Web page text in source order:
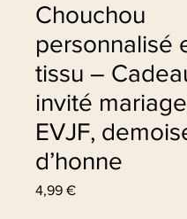
Chouchou
personnalisé
tissu –
invité
EVJF,
d’honne
4,99 €Prix